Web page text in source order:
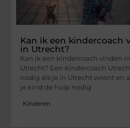
Kan ik een kindercoach
in Utrecht?
Kan ik een kindercoach vinden in
Utrecht? Een Kindercoach
nodig als je in Utrecht woont en
je kind de hulp nodig
Kinderen